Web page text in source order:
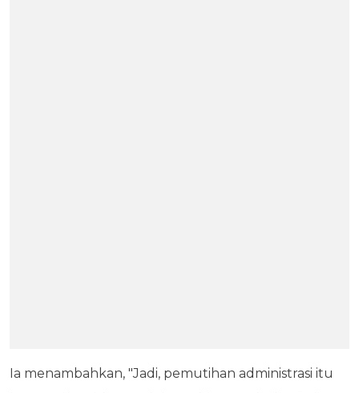
Ia menambahkan, "Jadi, pemutihan administrasi itu